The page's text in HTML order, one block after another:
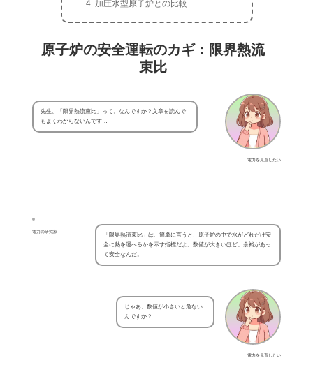
加圧水型原子炉との比較
原子炉の安全運転のカギ：限界熱流
束比
電力を見直したい
先生、「限界熱流束比」って、なんですか？文章を読んで
もよくわからないんです…
電力の研究家
「限界熱流束比」は、簡単に言うと、原子炉の中で水がどれだけ安
全に熱を運べるかを示す指標だよ。数値が大きいほど、余裕があっ
て安全なんだ。
電力を見直したい
じゃあ、数値が小さいと危ない
んですか？